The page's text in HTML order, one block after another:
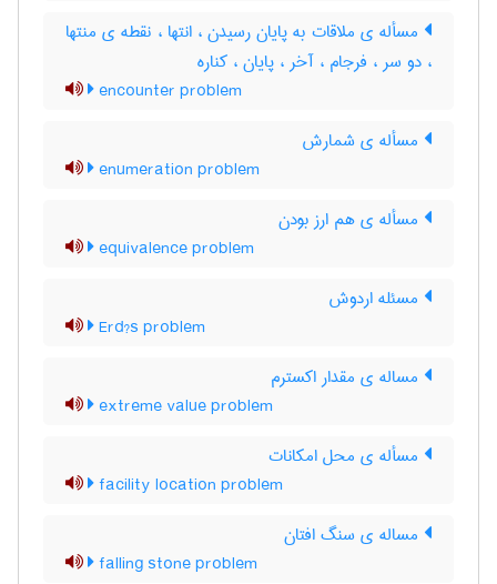
مسأله ی ملاقات به پایان رسیدن ، انتها ، نقطه ی منتها
، دو سر ، فرجام ، آخر ، پایان ، کناره
encounter problem
مسأله ی شمارش
enumeration problem
مسأله ی هم ارز بودن
equivalence problem
مسئله اردوش
Erd?s problem
مساله ی مقدار اکسترم
extreme value problem
مسأله ی محل امکانات
facility location problem
مساله ی سنگ افتان
falling stone problem